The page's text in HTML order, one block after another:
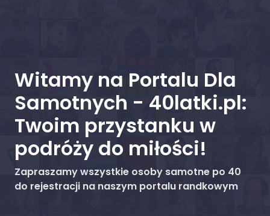
Witamy na Portalu Dla
Samotnych - 40latki.pl:
Twoim przystanku w
podróży do miłości!
Zapraszamy wszystkie osoby samotne po 40
do rejestracji na naszym portalu randkowym